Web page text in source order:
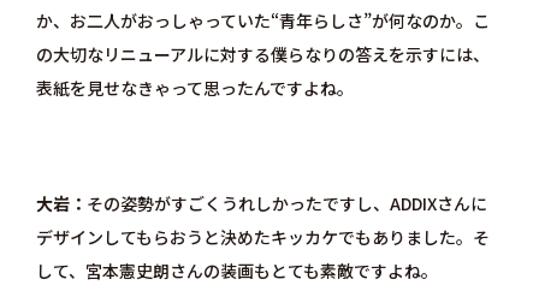
か、お二人がおっしゃっていた“青年らしさ”が何なのか。こ
の大切なリニューアルに対する僕らなりの答えを示すには、
表紙を見せなきゃって思ったんですよね。
大岩
その姿勢がすごくうれしかったですし、ADDIXさんに
デザインしてもらおうと決めたキッカケでもありました。そ
して、宮本憲史朗さんの装画もとても素敵ですよね。